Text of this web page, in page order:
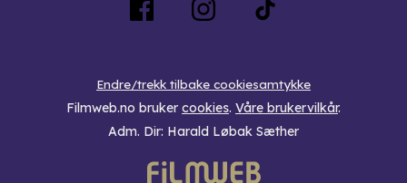
Endre/trekk tilbake cookiesamtykke
Filmweb.no bruker cookies. Våre brukervilkår.
Adm. Dir: Harald Løbak Sæther